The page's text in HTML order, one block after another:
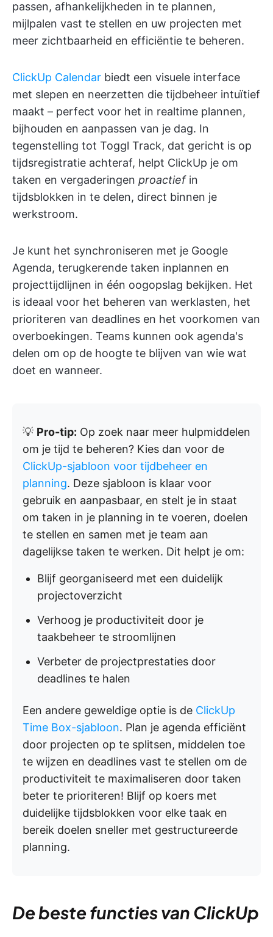
passen, afhankelijkheden in te plannen,
mijlpalen vast te stellen en uw projecten met
meer zichtbaarheid en efficiëntie te beheren.
ClickUp Calendar biedt een visuele interface
met slepen en neerzetten die tijdbeheer intuïtief
maakt – perfect voor het in realtime plannen,
bijhouden en aanpassen van je dag. In
tegenstelling tot Toggl Track, dat gericht is op
tijdsregistratie achteraf, helpt ClickUp je om
taken en vergaderingen proactiefin
tijdsblokken in te delen, direct binnen je
werkstroom.
Je kunt het synchroniseren met je Google
Agenda, terugkerende taken inplannen en
projecttijdlijnen in één oogopslag bekijken. Het
is ideaal voor het beheren van werklasten, het
prioriteren van deadlines en het voorkomen van
overboekingen. Teams kunnen ook agenda's
delen om op de hoogte te blijven van wie wat
doet en wanneer.
💡 Pro-tip: Op zoek naar meer hulpmiddelen
om je tijd te beheren? Kies dan voor de
ClickUp-sjabloon voor tijdbeheer en
planning. Deze sjabloon is klaar voor
gebruik en aanpasbaar, en stelt je in staat
om taken in je planning in te voeren, doelen
te stellen en samen met je team aan
dagelijkse taken te werken. Dit helpt je om:
Blijf georganiseerd met een duidelijk
projectoverzicht
Verhoog je productiviteit door je
taakbeheer te stroomlijnen
Verbeter de projectprestaties door
deadlines te halen
Een andere geweldige optie is de ClickUp
Time Box-sjabloon. Plan je agenda efficiënt
door projecten op te splitsen, middelen toe
te wijzen en deadlines vast te stellen om de
productiviteit te maximaliseren door taken
beter te prioriteren! Blijf op koers met
duidelijke tijdsblokken voor elke taak en
bereik doelen sneller met gestructureerde
planning.
De beste functies van ClickUp